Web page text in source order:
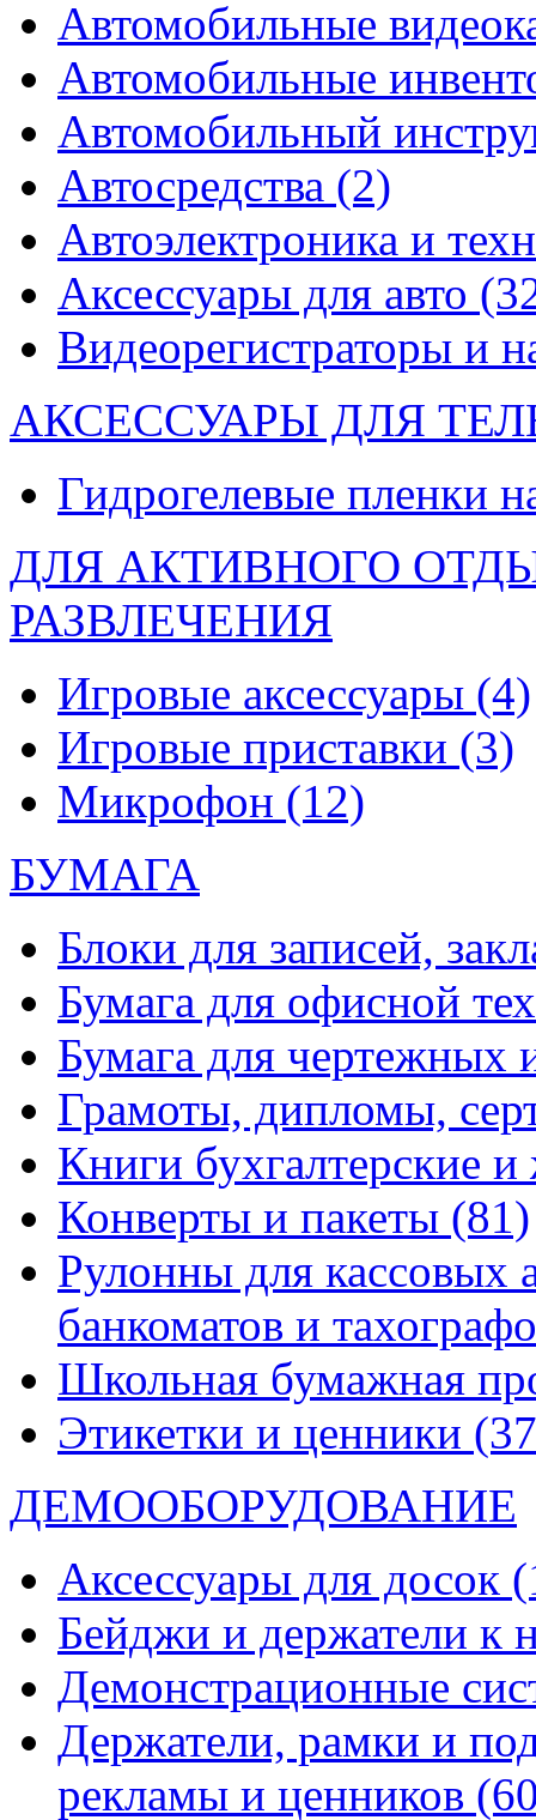
Автомобильные
Автомобильные
Автомобильный
Автосредства (2)
Автоэлектроника и
Аксессуары для авто
Видеорегистраторы и
АКСЕССУАРЫ ДЛЯ
Гидрогелевые пленки
ДЛЯ АКТИВНОГО
РАЗВЛЕЧЕНИЯ
Игровые аксессуары (4)
Игровые приставки (3)
Микрофон (12)
БУМАГА
Блоки для записей,
Бумага для офисной
Бумага для чертежных
Грамоты, дипломы,
Книги бухгалтерские
Конверты и пакеты (81)
Рулонны для кассовых
банкоматов и
Школьная бумажная
Этикетки и ценники
ДЕМООБОРУДОВАНИЕ
Аксессуары для досок
Бейджи и держатели к
Демонстрационные
Держатели, рамки и
рекламы и ценников